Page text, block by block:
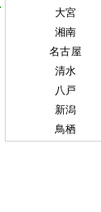
大宮
湘南
名古屋
清水
八戸
新潟
鳥栖